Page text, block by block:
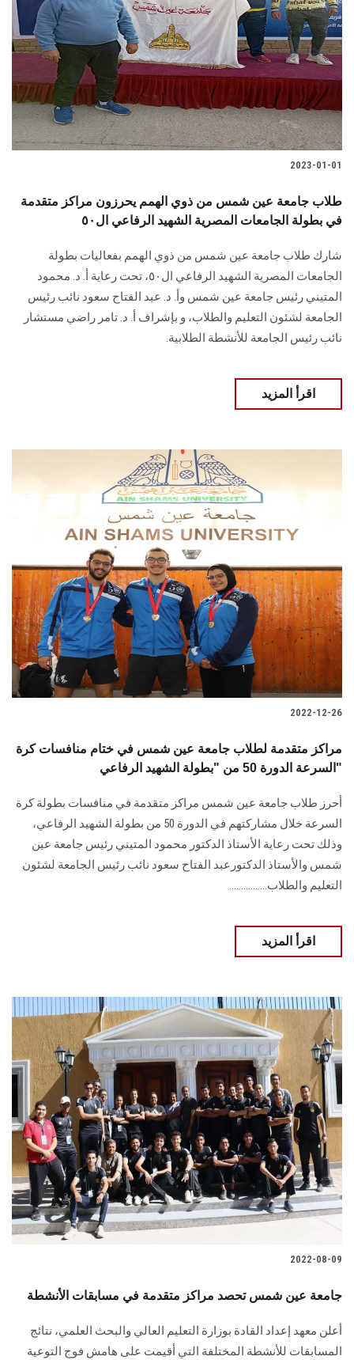
2023-01-01
طلاب جامعة عين شمس من ذوي الهمم يحرزون مراكز متقدمة
في بطولة الجامعات المصرية الشهيد الرفاعي ال٥٠
شارك طلاب جامعة عين شمس من ذوي الهمم بفعاليات بطولة
الجامعات المصرية الشهيد الرفاعي ال٥٠، تحت رعاية أ. د. محمود
المتيني رئيس جامعة عين شمس وأ. د. عبد الفتاح سعود نائب رئيس
الجامعة لشئون التعليم والطلاب، و بإشراف أ. د. تامر راضي مستشار
نائب رئيس الجامعة للأنشطة الطلابية.
اقرأ المزيد
2022-12-26
مراكز متقدمة لطلاب جامعة عين شمس في ختام منافسات كرة
السرعة الدورة 50 من "بطولة الشهيد الرفاعي"
أحرز طلاب جامعة عين شمس مراكز متقدمة في منافسات بطولة كرة
السرعة خلال مشاركتهم في الدورة 50 من بطولة الشهيد الرفاعي،
وذلك تحت رعاية الأستاذ الدكتور محمود المتيني رئيس جامعة عين
شمس والأستاذ الدكتورعبد الفتاح سعود نائب رئيس الجامعة لشئون
التعليم والطلاب................
اقرأ المزيد
2022-08-09
جامعة عين شمس تحصد مراكز متقدمة في مسابقات الأنشطة
أعلن معهد إعداد القادة بوزارة التعليم العالي والبحث العلمي، نتائج
المسابقات للأنشطة المختلفة التي أقيمت على هامش فوج التوعية